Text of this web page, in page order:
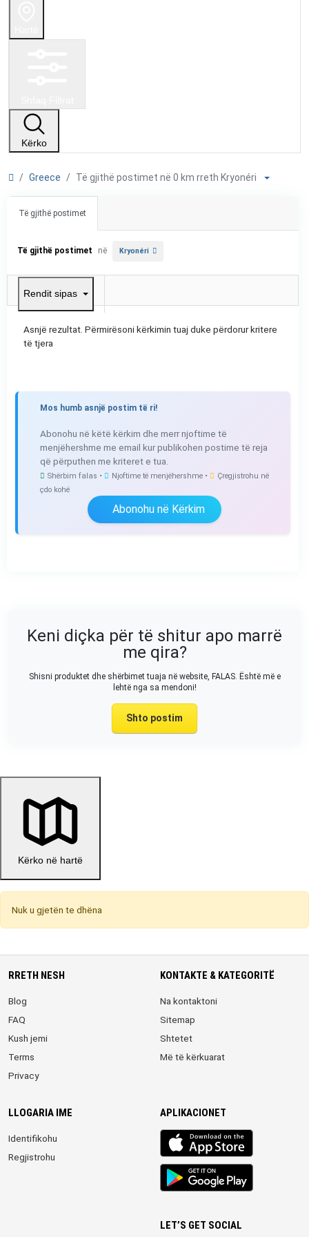
Kërko
Greece Të gjithë postimet në 0 km rreth Kryonéri
Të gjithë postimet
Të gjithë postimet në Kryonéri
Rendit sipas
Asnjë rezultat. Përmirësoni kërkimin tuaj duke përdorur kritere
të tjera
Mos humb asnjë postim të ri!
Abonohu në këtë kërkim dhe merr njoftime të
menjëhershme me email kur publikohen postime të reja
që përputhen me kriteret e tua.
Shërbim falas • Njoftime të menjëhershme •
Çregjistrohu në
çdo kohë
Abonohu në Kërkim
Keni diçka për të shitur apo marrë
me qira?
Shisni produktet dhe shërbimet tuaja në website, FALAS. Është më e
lehtë nga sa mendoni!
Shto postim
Kërko në hartë
Nuk u gjetën te dhëna
RRETH NESH
Blog
FAQ
Kush jemi
Terms
Privacy
KONTAKTE & KATEGORITË
Na kontaktoni
Sitemap
Shtetet
Më të kërkuarat
LLOGARIA IME
Identifikohu
Regjistrohu
APLIKACIONET
iOS
app
Android
App
LET’S GET SOCIAL